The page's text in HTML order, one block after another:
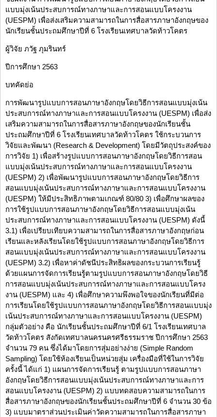
แบบมุ่งเน้นประสบการณ์ทางภาษาและการสอนแบบโครงงาน
(UESPM) เพื่อส่งเสริมความสามารถในการสื่อสารภาษาอังกฤษของ
นักเรียนชั้นประถมศึกษาปีที่ 6 โรงเรียนเทศบาลวัดท้าวโคตร
ผู้วิจัย ภวัฐ ภุมรินทร์
ปีการศึกษา 2563
บทคัดย่อ
การพัฒนารูปแบบการสอนภาษาอังกฤษโดยวิธีการสอนแบบมุ่งเน้น
ประสบการณ์ทางภาษาและการสอนแบบโครงงาน (UESPM) เพื่อส่ง
เสริมความสามารถในการสื่อสารภาษาอังกฤษของนักเรียนชั้น
ประถมศึกษาปีที่ 6 โรงเรียนเทศบาลวัดท้าวโคตร ใช้กระบวนการ
วิจัยและพัฒนา (Research & Development) โดยมีวัตถุประสงค์ของ
การวิจัย 1) เพื่อสร้างรูปแบบการสอนภาษาอังกฤษโดยวิธีการสอน
แบบมุ่งเน้นประสบการณ์ทางภาษาและการสอนแบบโครงงาน
(UESPM) 2) เพื่อพัฒนารูปแบบการสอนภาษาอังกฤษโดยวิธีการ
สอนแบบมุ่งเน้นประสบการณ์ทางภาษาและการสอนแบบโครงงาน
(UESPM) ให้มีประสิทธิภาพตามเกณฑ์ 80/80 3) เพื่อศึกษาผลของ
การใช้รูปแบบการสอนภาษาอังกฤษโดยวิธีการสอนแบบมุ่งเน้น
ประสบการณ์ทางภาษาและการสอนแบบโครงงาน (UESPM) ดังนี้
3.1) เพื่อเปรียบเทียบความสามารถในการสื่อสารภาษาอังกฤษก่อน
เรียนและหลังเรียนโดยใช้รูปแบบการสอนภาษาอังกฤษโดยวิธีการ
สอนแบบมุ่งเน้นประสบการณ์ทางภาษาและการสอนแบบโครงงาน
(UESPM) 3.2) เพื่อหาค่าดัชนีประสิทธิผลของกระบวนการเรียนรู้
ด้วยแผนการจัดการเรียนรู้ตามรูปแบบการสอนภาษาอังกฤษโดยวิธี
การสอนแบบมุ่งเน้นประสบการณ์ทางภาษาและการสอนแบบโครง
งาน (UESPM) และ 4) เพื่อศึกษาความพึงพอใจของนักเรียนที่มีต่อ
การเรียนโดยใช้รูปแบบการสอนภาษาอังกฤษโดยวิธีการสอนแบบมุ่ง
เน้นประสบการณ์ทางภาษาและการสอนแบบโครงงาน (UESPM)
กลุ่มตัวอย่าง คือ นักเรียนชั้นประถมศึกษาปีที่ 6/1 โรงเรียนเทศบาล
วัดท้าวโคตร สังกัดเทศบาลนครนครศรีธรรมราช ปีการศึกษา 2563
จำนวน 79 คน ซึ่งได้มาโดยการสุ่มอย่างง่าย (Simple Random
Sampling) โดยใช้ห้องเรียนเป็นหน่วยสุ่ม เครื่องมือที่ใช้ในการวิจัย
ครั้งนี้ ได้แก่ 1) แผนการจัดการเรียนรู้ ตามรูปแบบการสอนภาษา
อังกฤษโดยวิธีการสอนแบบมุ่งเน้นประสบการณ์ทางภาษาและการ
สอนแบบโครงงาน (UESPM) 2) แบบทดสอบความสามารถในการ
สื่อสารภาษาอังกฤษของนักเรียนชั้นประถมศึกษาปีที่ 6 จำนวน 30 ข้อ
3) แบบมาตราส่วนประเมินค่าวัดความสามารถในการสื่อสารภาษา